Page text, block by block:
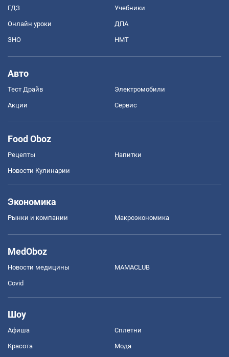
ГДЗ Учебники
Онлайн уроки ДПА
ЗНО НМТ
Авто
Тест Драйв Электромобили
Акции Сервис
Food Oboz
Рецепты Напитки
Новости Кулинарии
Экономика
Рынки и компании Mакроэкономика
MedOboz
Новости медицины MAMACLUB
Covid
Шоу
Афиша Сплетни
Красота Мода